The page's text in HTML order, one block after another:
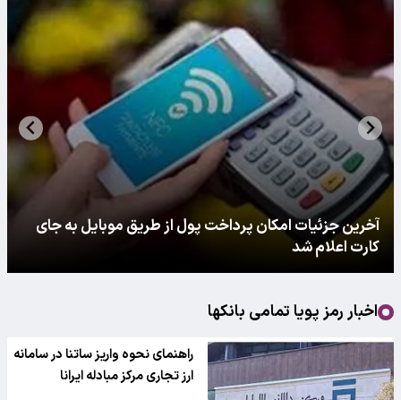
آخرین جزئیات امکان پرداخت پول از طریق موبایل به جای
کارت اعلام شد
اخبار رمز پویا تمامی بانکها
راهنمای نحوه واریز ساتنا در سامانه
ارز تجاری مرکز مبادله ایرانا